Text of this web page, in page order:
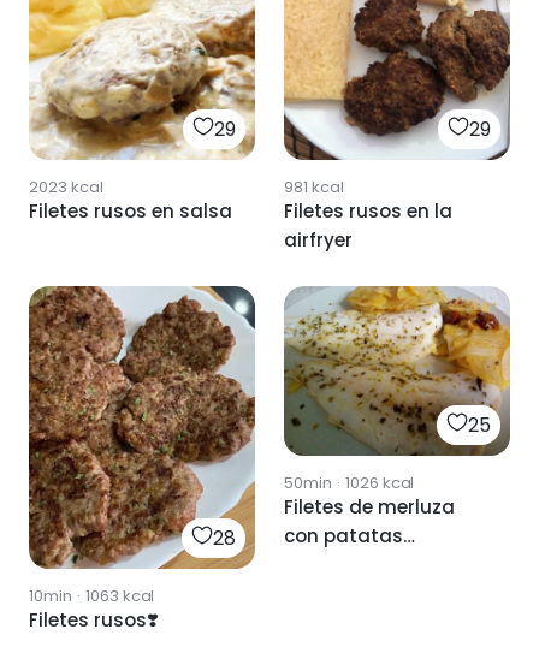
29
2023 kcal
Filetes rusos en salsa
29
981 kcal
Filetes rusos en la
airfryer
28
10min · 1063 kcal
Filetes rusos❣️
25
50min · 1026 kcal
Filetes de merluza
con patatas